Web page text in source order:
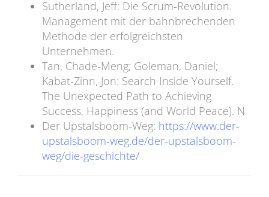
Sutherland, Jeff: Die Scrum-Revolution.
Management mit der bahnbrechenden
Methode der erfolgreichsten
Unternehmen.
Tan, Chade-Meng; Goleman, Daniel;
Kabat-Zinn, Jon: Search Inside Yourself.
The Unexpected Path to Achieving
Success, Happiness (and World Peace). N
Der Upstalsboom-Weg: https://www.der-
upstalsboom-weg.de/der-upstalsboom-
weg/die-geschichte/